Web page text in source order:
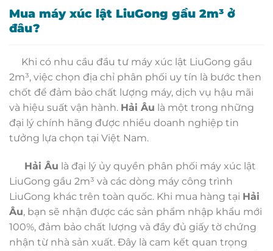
Mua máy xúc lật LiuGong gầu 2m³ ở
đâu?
Khi có nhu cầu đầu tư máy xúc lật LiuGong gầu
2m³, việc chọn địa chỉ phân phối uy tín là bước then
chốt để đảm bảo chất lượng máy, dịch vụ hậu mãi
và hiệu suất vận hành. Hải Âu là một trong những
đại lý chính hãng được nhiều doanh nghiệp tin
tưởng lựa chọn tại Việt Nam.
Hải Âu là đại lý ủy quyền phân phối máy xúc lật
LiuGong gầu 2m³ và các dòng máy công trình
LiuGong khác trên toàn quốc. Khi mua hàng tại Hải
Âu, bạn sẽ nhận được các sản phẩm nhập khẩu mới
100%, đảm bảo chất lượng và đầy đủ giấy tờ chứng
nhận từ nhà sản xuất. Đây là cam kết quan trọng